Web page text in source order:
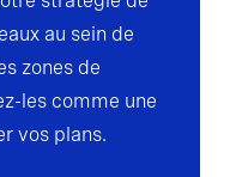
au sein de
zones de
les comme une
vos plans.